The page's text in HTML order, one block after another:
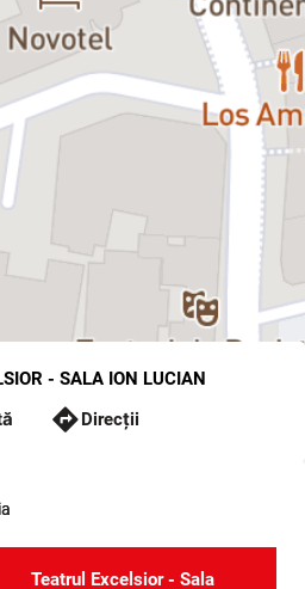
- SALA ION LUCIAN
directionsDirecții
Teatrul Excelsior - Sala